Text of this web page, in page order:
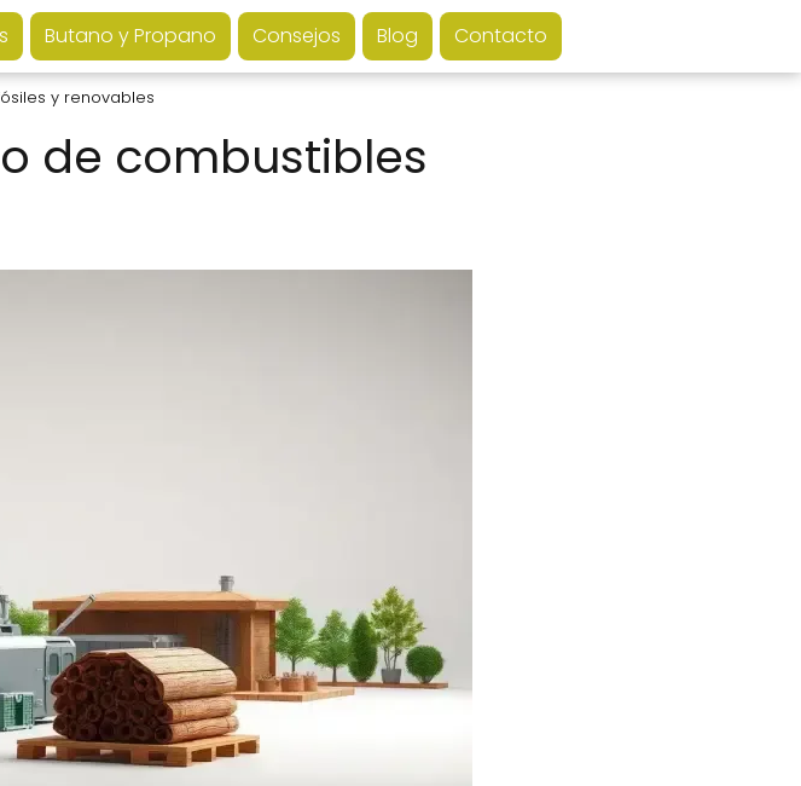
Butano y Propano Consejos Blog Contacto
y renovables
de combustibles